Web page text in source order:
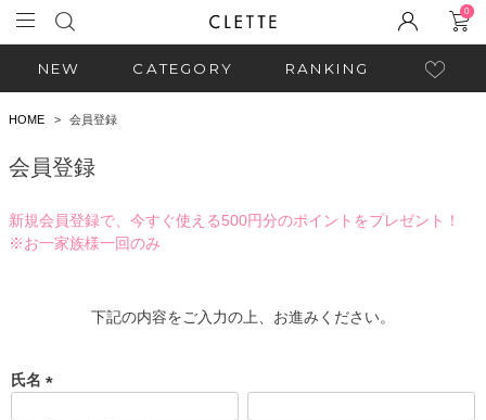
0
NEW CATEGORY RANKING
HOME 会員登録
会員登録
新規会員登録で、今すぐ使える500円分のポイントをプレゼント！
※お一家族様一回のみ
下記の内容をご入力の上、お進みください。
氏名